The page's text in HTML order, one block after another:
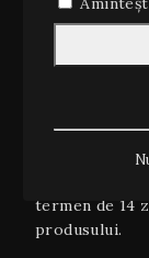
meteo/
2. Dreptul
Conform
privind
termen de 14
produsului.